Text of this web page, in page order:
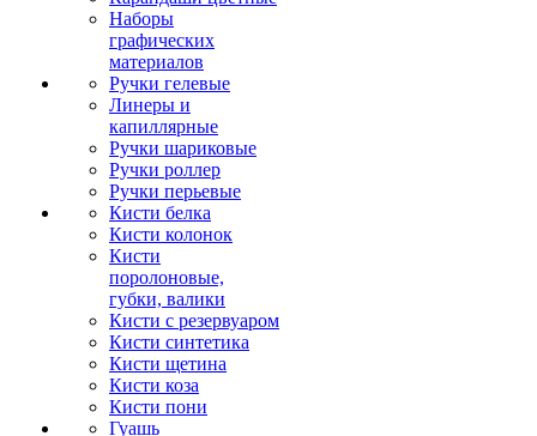
Наборы
графических
материалов
Ручки гелевые
Линеры и
капиллярные
Ручки шариковые
Ручки роллер
Ручки перьевые
Кисти белка
Кисти колонок
Кисти
поролоновые,
губки, валики
Кисти с резервуаром
Кисти синтетика
Кисти щетина
Кисти коза
Кисти пони
Гуашь